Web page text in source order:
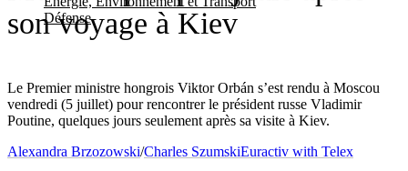
Défense
son voyage à Kiev
Le Premier ministre hongrois Viktor Orbán s’est rendu à Moscou
vendredi (5 juillet) pour rencontrer le président russe Vladimir
Poutine, quelques jours seulement après sa visite à Kiev.
Alexandra Brzozowski/Charles SzumskiEuractiv with Telex